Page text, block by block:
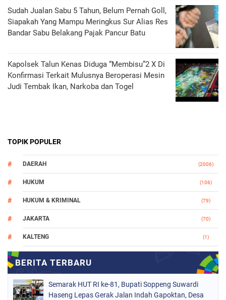
Sudah Jualan Sabu 5 Tahun, Belum Pernah Goll,
Siapakah Yang Mampu Meringkus Sur Alias Res
Bandar Sabu Belakang Pajak Pancur Batu
Kapolsek Talun Kenas Diduga “Membisu”2 X Di
Konfirmasi Terkait Mulusnya Beroperasi Mesin
Judi Tembak Ikan, Narkoba dan Togel
TOPIK POPULER
DAERAH (2006)
HUKUM (106)
HUKUM & KRIMINAL (79)
JAKARTA (70)
KALTENG (1)
(78)
NASIONAL (748)
ORGANISASI
Semarak HUT RI ke-81, Bupati Soppeng Suwardi
Haseng Lepas Gerak Jalan Indah Gapoktan, Desa